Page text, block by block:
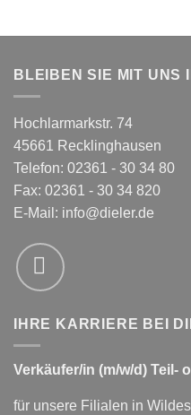
BLEIBEN SIE MIT UNS
Hochlarmarkstr. 74
45661 Recklinghausen
Telefon: 02361 - 30 34 80
Fax: 02361 - 30 34 820
E-Mail: info@dieler.de
IHRE KARRIERE BEI
Verkäufer/in (m/w/d) Teil-
für unsere Filialen in